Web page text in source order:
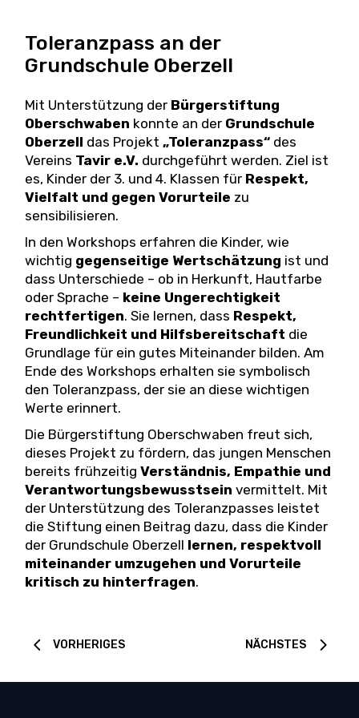
Toleranzpass an der
Grundschule Oberzell
Mit Unterstützung der Bürgerstiftung
Oberschwaben konnte an der Grundschule
Oberzell das Projekt „Toleranzpass“ des
Vereins Tavir e.V. durchgeführt werden. Ziel ist
es, Kinder der 3. und 4. Klassen für Respekt,
Vielfalt und gegen Vorurteile zu
sensibilisieren.
In den Workshops erfahren die Kinder, wie
wichtig gegenseitige Wertschätzung ist und
dass Unterschiede – ob in Herkunft, Hautfarbe
oder Sprache – keine Ungerechtigkeit
rechtfertigen. Sie lernen, dass Respekt,
Freundlichkeit und Hilfsbereitschaft die
Grundlage für ein gutes Miteinander bilden. Am
Ende des Workshops erhalten sie symbolisch
den Toleranzpass, der sie an diese wichtigen
Werte erinnert.
Die Bürgerstiftung Oberschwaben freut sich,
dieses Projekt zu fördern, das jungen Menschen
bereits frühzeitigVerständnis, Empathie und
Verantwortungsbewusstsein vermittelt. Mit
der Unterstützung des Toleranzpasses leistet
die Stiftung einen Beitrag dazu, dass die Kinder
der Grundschule Oberzell lernen, respektvoll
miteinander umzugehen und Vorurteile
kritisch zu hinterfragen.
VORHERIGES NÄCHSTES